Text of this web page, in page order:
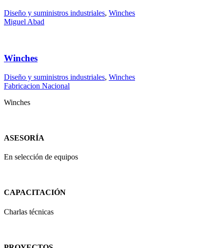
Diseño y suministros industriales, Winches
Miguel Abad
Winches
Diseño y suministros industriales, Winches
Fabricacion Nacional
Winches
ASESORÍA
En selección de equipos
CAPACITACIÓN
Charlas técnicas